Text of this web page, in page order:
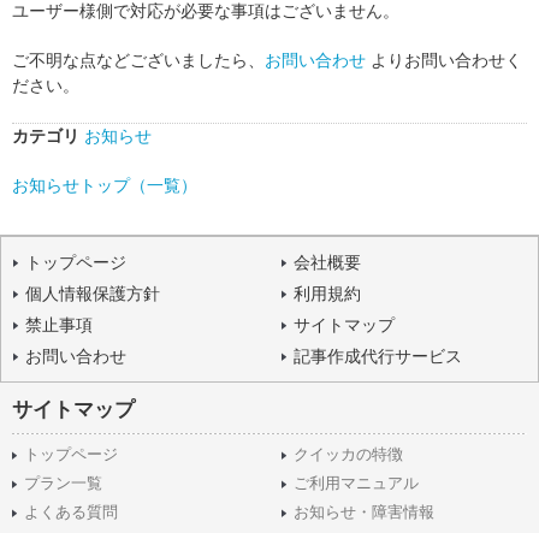
ユーザー様側で対応が必要な事項はございません。
ご不明な点などございましたら、 お問い合わせ よりお問い合わせく
ださい。
カテゴリ お知らせ
お知らせトップ（一覧）
トップページ
会社概要
個人情報保護方針
利用規約
禁止事項
サイトマップ
お問い合わせ
記事作成代行サービス
サイトマップ
トップページ
クイッカの特徴
プラン一覧
ご利用マニュアル
よくある質問
お知らせ・障害情報